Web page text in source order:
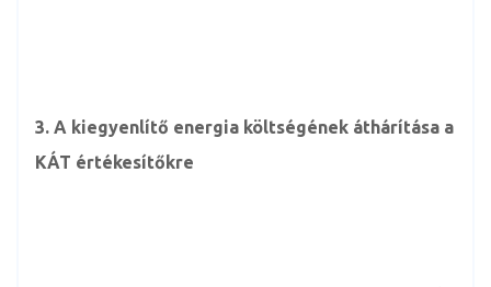
3. A kiegyenlítő energia költségének áthárítása a
KÁT értékesítőkre